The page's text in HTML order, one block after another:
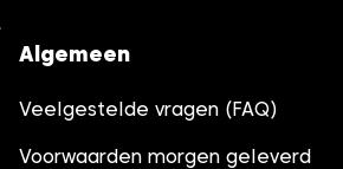
Algemeen
Veelgestelde vragen (FAQ)
Voorwaarden morgen geleverd